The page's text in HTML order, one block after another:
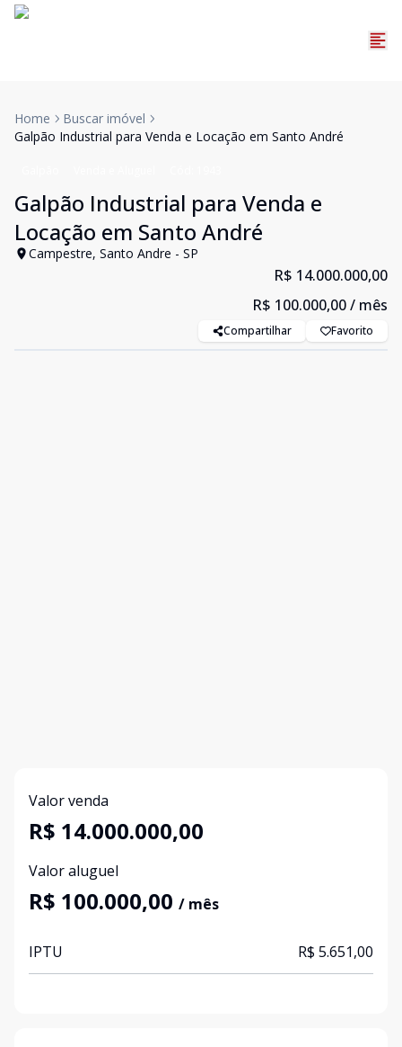
Home
Buscar imóvel
Galpão Industrial para Venda e Locação em Santo André
Galpão Industrial para Venda e
Locação em Santo André
Campestre, Santo Andre - SP
R$ 14.000.000,00
R$ 100.000,00/ mês
Compartilhar Favorito
Valor venda
R$ 14.000.000,00
Valor aluguel
R$ 100.000,00 / mês
IPTU R$ 5.651,00